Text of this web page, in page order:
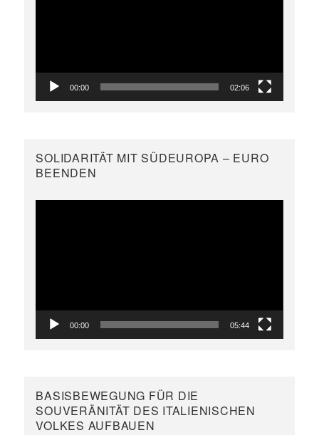
00:00 02:06
SOLIDARITÄT MIT SÜDEUROPA – EURO
BEENDEN
00:00 05:44
BASISBEWEGUNG FÜR DIE
SOUVERÄNITÄT DES ITALIENISCHEN
VOLKES AUFBAUEN